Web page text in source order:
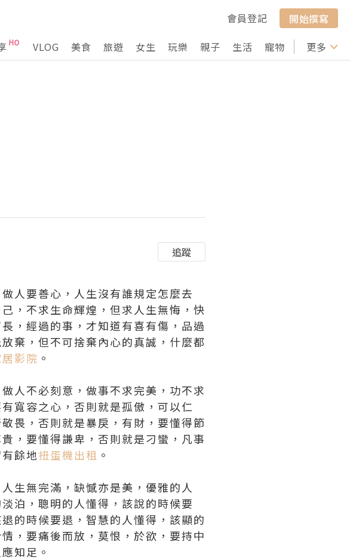
會員登記
開始撰寫
VLOG 美食 旅遊 女生 玩樂 親子 生活 寵物 行山 打卡
更多
追蹤
人要善心，人生沒有誰規定怎麼去
，不求生命輝煌，但求人生無悔，快
，經過的事，才知道有喜有傷，品過
棄，但不可捨棄內心的真誠，什麼都
居影院 。
人不必刻意，做事不求完美，功不求
寬容之心，否則就是孤傲，可以仁
畏，否則就是暴戾，有財，要懂得節
，要懂得謙卑，否則就是刁蠻，凡事
餘地扭蛋機出租 。
生無完滿，缺憾亦是美，優雅的人
泊，聰明的人懂得，該說的時候要
的時候要退，智慧的人懂得，該顯的
，要痛後而放，莫恨，於欲，要持中
知足。